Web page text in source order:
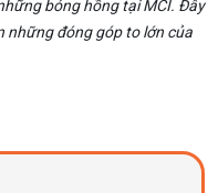
bóng hồng tại MCI. Đây
những đóng góp to lớn của